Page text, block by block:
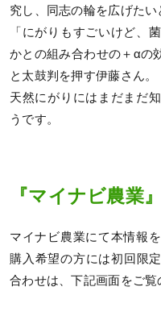
究し、同志の輪を広げたい
「にがりもすごいけど、
かとの組み合わせの＋αの
と太鼓判を押す伊藤さん。
天然にがりにはまだまだ
うです。
『マイナビ農業
マイナビ農業にて本情報
購入希望の方には初回限
合わせは、下記画面をご覧